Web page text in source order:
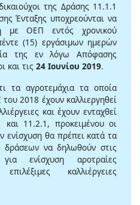
της Δράσης 11.1.1
Ένταξης υποχρεούνται να
με ΟΕΠ εντός χρονικού
(15) εργάσιμων ημερών
της εν λόγω Απόφασης
και τις 24 Ιουνίου 2019.
τα αγροτεμάχια τα οποία
2018 έχουν καλλιεργηθεί
και έχουν ενταχθεί
και 11.2.1, προκειμένου οι
ενίσχυση θα πρέπει κατά τα
να δηλωθούν στις
ενίσχυση αροτραίες
καλλιέργειες